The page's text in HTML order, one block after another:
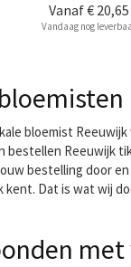
Vanaf€ 20,65
Vandaag nog
bloemist
bestellen Reeuwijk
bestelling door
kent. Dat is wat wij